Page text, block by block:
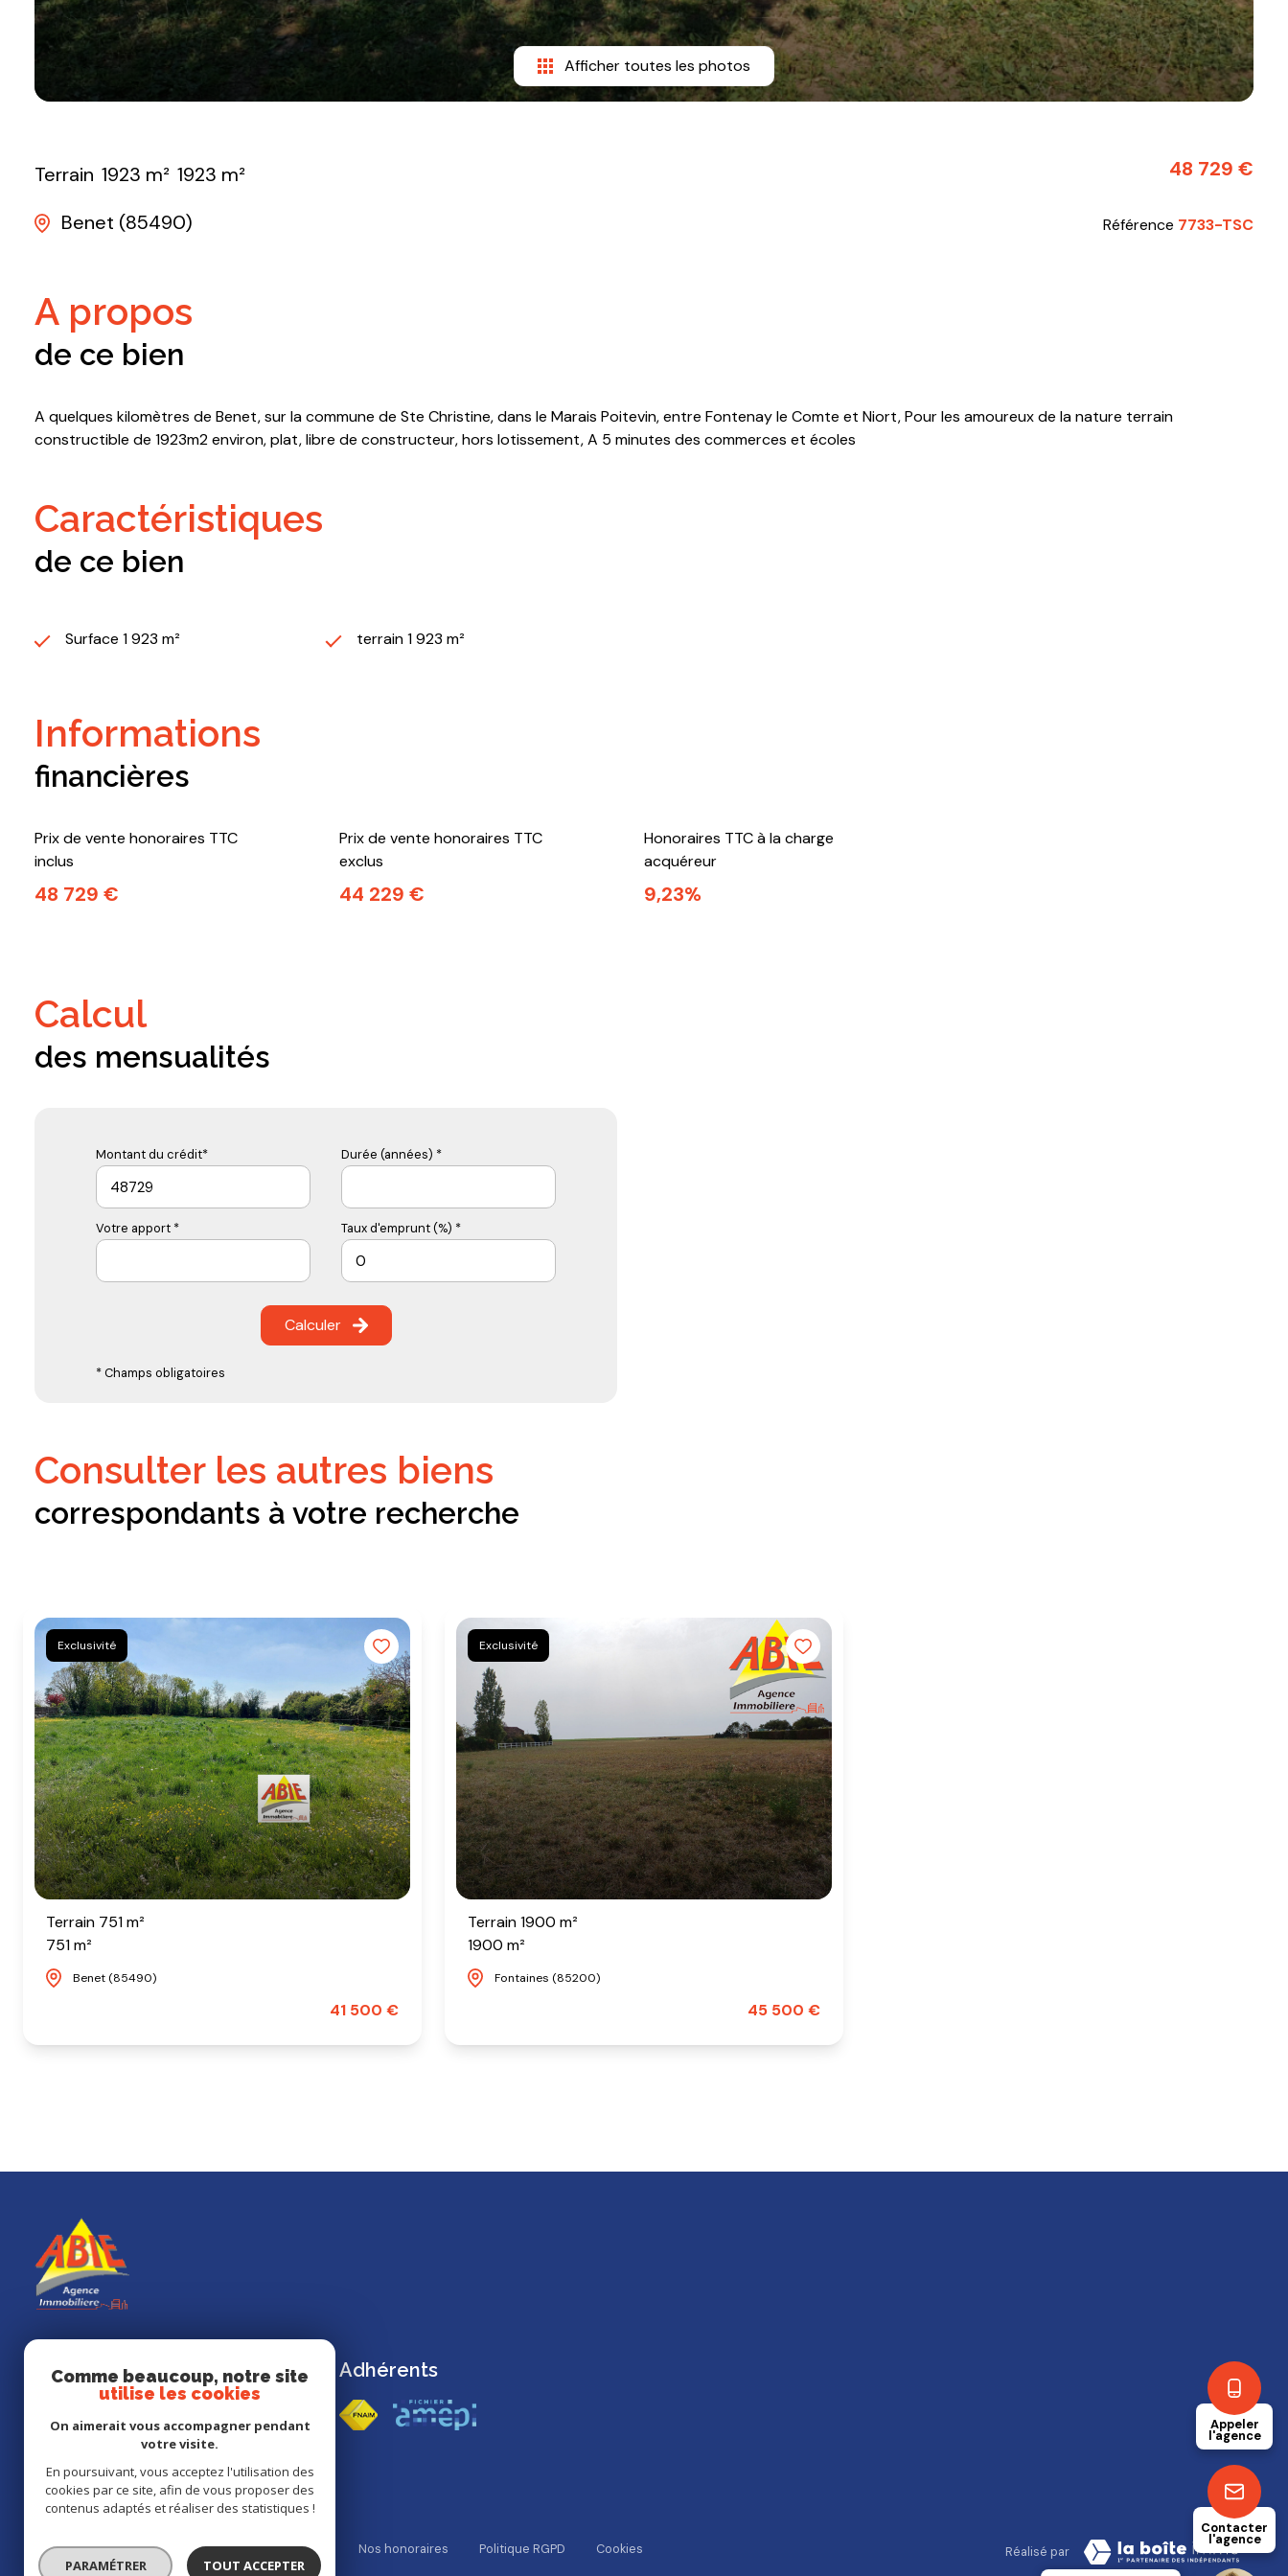
Appeler
l'agence
Contacter
l'agence
Afficher toutes les photos
Terrain 1923 m² 1923 m²
Benet (85490)
48 729 €
Référence 7733-TSC
a propos
de ce bien
A quelques kilomètres de Benet, sur la commune de Ste Christine, dans le Marais Poitevin, entre Fontenay le Comte et Niort, Pour les amoureux de la nature terrain
constructible de 1923m2 environ, plat, libre de constructeur, hors lotissement, A 5 minutes des commerces et écoles
caractéristiques
de ce bien
Surface 1 923 m² terrain 1 923 m²
informations
financières
Prix de vente honoraires TTC
inclus
48 729 €
Prix de vente honoraires TTC
exclus
44 229 €
Honoraires TTC à la charge
acquéreur
9,23%
calcul
des mensualités
Montant du crédit* Durée (années) *
Votre apport * Taux d'emprunt (%) *
Calculer
* Champs obligatoires
consulter les autres biens
correspondants à votre recherche
Exclusivité
Terrain 751 m²
751 m²
Benet (85490)
41 500 €
Exclusivité
Terrain 1900 m²
1900 m²
Fontaines (85200)
45 500 €
Abie Immobilier
abie2@wanadoo.fr
85490 Benet
Adhérents
Nos partenaires Mentions légales Admin Nos honoraires Politique RGPD Cookies Réalisé par
Comme beaucoup, notre site
utilise les cookies
On aimerait vous accompagner pendant
votre visite.
En poursuivant, vous acceptez l'utilisation des
cookies par ce site, afin de vous proposer des
contenus adaptés et réaliser des statistiques !
PARAMÉTRER TOUT ACCEPTER